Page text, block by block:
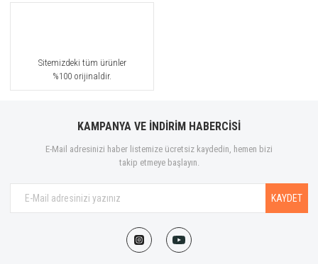
Sitemizdeki tüm ürünler
%100 orijinaldir.
KAMPANYA VE İNDİRİM HABERCİSİ
E-Mail adresinizi haber listemize ücretsiz kaydedin, hemen bizi
takip etmeye başlayın.
KAYDET